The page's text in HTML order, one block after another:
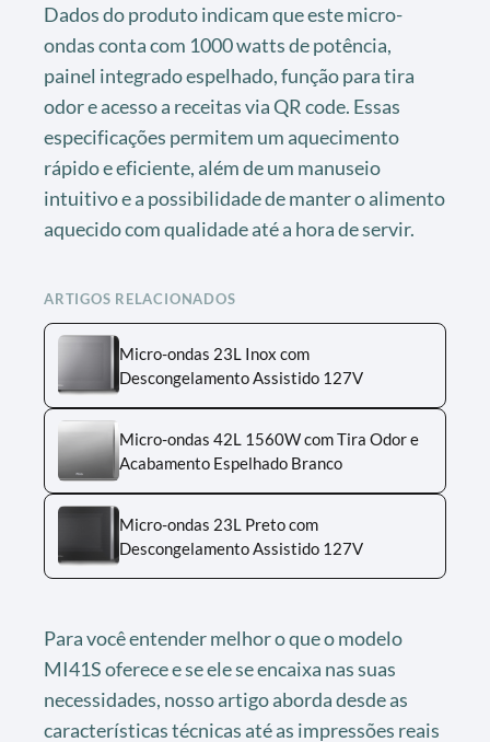
Dados do produto indicam que este micro-
ondas conta com 1000 watts de potência,
painel integrado espelhado, função para tira
odor e acesso a receitas via QR code. Essas
especificações permitem um aquecimento
rápido e eficiente, além de um manuseio
intuitivo e a possibilidade de manter o alimento
aquecido com qualidade até a hora de servir.
ARTIGOS RELACIONADOS
Micro-ondas 23L Inox com
Descongelamento Assistido 127V
Micro-ondas 42L 1560W com Tira Odor e
Acabamento Espelhado Branco
Micro-ondas 23L Preto com
Descongelamento Assistido 127V
Para você entender melhor o que o modelo
MI41S oferece e se ele se encaixa nas suas
necessidades, nosso artigo aborda desde as
características técnicas até as impressões reais